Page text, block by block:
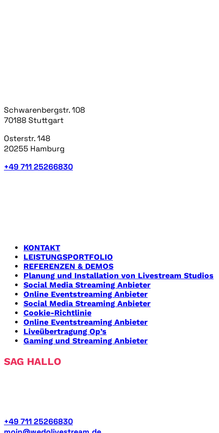
Schwarenbergstr. 108
70188 Stuttgart
Osterstr. 148
20255 Hamburg
+49 711 25266830
KONTAKT
LEISTUNGSPORTFOLIO
REFERENZEN & DEMOS
Planung und Installation von Livestream Studios
Social Media Streaming Anbieter
Online Eventstreaming Anbieter
Social Media Streaming Anbieter
Cookie-Richtlinie
Online Eventstreaming Anbieter
Liveübertragung Op’s
Gaming und Streaming Anbieter
SAG HALLO
+49 711 25266830